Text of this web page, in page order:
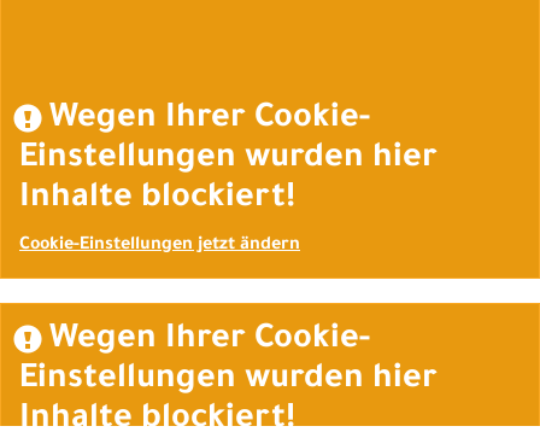
Wegen Ihrer Cookie-
Einstellungen wurden hier
Inhalte blockiert!
Cookie-Einstellungen jetzt ändern
Wegen Ihrer Cookie-
Einstellungen wurden hier
Inhalte blockiert!